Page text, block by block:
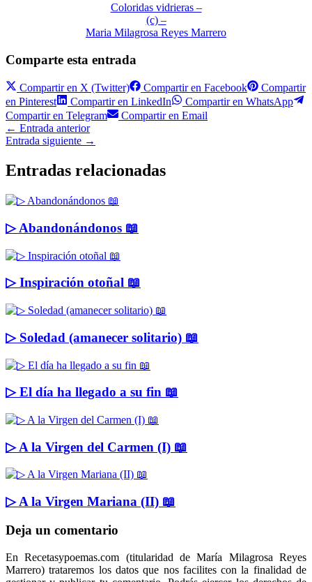
Coloridas vidrieras –
(c) –
Maria Milagrosa Reyes Marrero
Comparte esta entrada
Compartir en X (Twitter) Compartir en Facebook
Compartir
en Pinterest Compartir en LinkedIn Compartir en WhatsApp
Compartir en Telegram Compartir en Email
← Entrada anterior
Entrada siguiente →
Entradas relacionadas
▷ Abandonándonos 📖
▷ Inspiración otoñal 📖
▷ Soledad (amanecer solitario) 📖
▷ El día ha llegado a su fin 📖
▷ A la Virgen del Carmen (I) 📖
▷ A la Virgen Mariana (II) 📖
Deja un comentario
En Recetasypoemas.com (titularidad de María Milagrosa Reyes
Marrero) trataremos los datos que nos facilites con la finalidad de